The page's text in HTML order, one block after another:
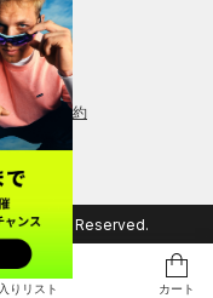
りリスト カート
会員規約
Rights Reserved.